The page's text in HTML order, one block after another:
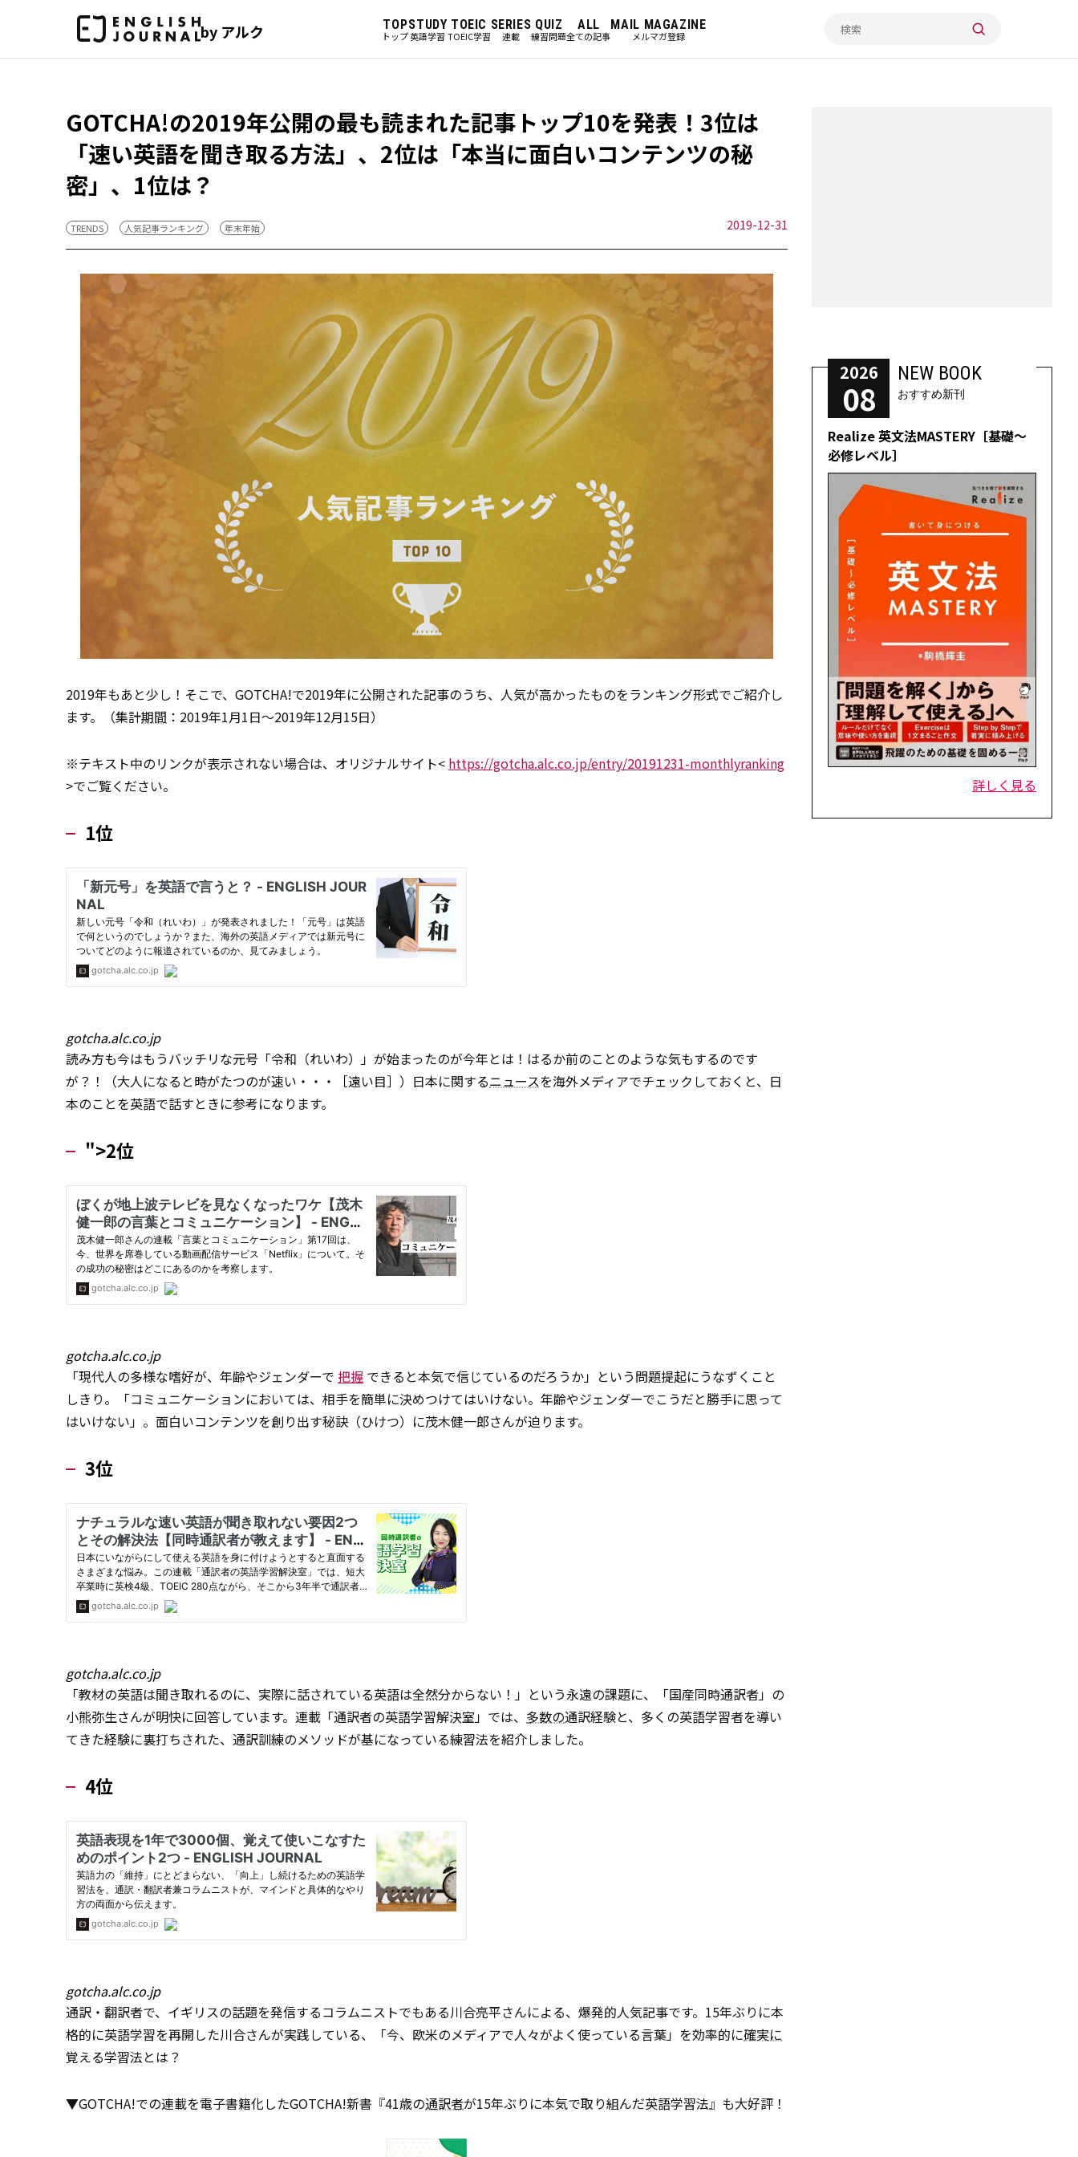
by アルク TOP
トップ
STUDY
英語学習
TOEIC
TOEIC学習
SERIES
連載
QUIZ
練習問題
ALL
全ての記事
MAIL MAGAZINE
メルマガ登録
GOTCHA!の2019年公開の最も読まれた記事トップ10を発表！3位は
「速い英語を聞き取る方法」、2位は「本当に面白いコンテンツの秘
密」、1位は？
TRENDS 人気記事ランキング 年末年始 2019-12-31
2019年もあと少し！そこで、GOTCHA!で2019年に公開された記事のうち、人気が高かったものをランキング形式でご紹介し
ます。（集計期間 ：2019年1月1日～2019年12月15日）
※テキスト中のリンクが表示されない場合は、オリジナルサイト< https://gotcha.alc.co.jp/entry/20191231-monthlyranking
>でご覧ください。
1位
gotcha.alc.co.jp
読み方も今はもうバッチリな元号「令和（れいわ）」が始まったのが今年とは！はるか前のことのような気もするのです
が？！（大人になると時がたつのが速い・・・［遠い目］）日本に関するニュースを海外メディアでチェックしておくと、日
本のことを英語で話すときに参考になります。
">2位
gotcha.alc.co.jp
「現代人の多様な嗜好が、年齢やジェンダーで 把握 できると本気で信じているのだろうか」という問題提起にうなずくこと
しきり。「コミュニケーションにおいては、相手を簡単に決めつけてはいけない。年齢やジェンダーでこうだと勝手に思って
はいけない」。面白いコンテンツを創り出す秘訣（ひけつ）に茂木健一郎さんが迫ります。
3位
gotcha.alc.co.jp
「教材の英語は聞き取れるのに、実際に話されている英語は全然分からない！」という永遠の課題に、「国産同時通訳者」の
小熊弥生さんが明快に回答しています。連載「通訳者の英語学習解決室」では、 多数の通訳経験と、多くの英語学習者を導い
てきた経験に裏打ちされた、通訳訓練のメソッドが基になっている練習法を紹介しました。
4位
gotcha.alc.co.jp
通訳・翻訳者で、イギリスの話題を発信するコラムニストでもある川合亮平さんによる、爆発的人気記事です。15年ぶりに本
格的に英語学習を再開した川合さんが実践している、「今、欧米のメディアで人々がよく使っている言葉」を効率的に確実に
覚える学習法とは？
▼GOTCHA!での連載を電子書籍化したGOTCHA!新書『41歳の通訳者が15年ぶりに本気で取り組んだ英語学習法』も大好評！
2026
08
NEW BOOK
おすすめ新刊
Realize 英文法MASTERY［基礎～
必修レベル］
詳しく見る